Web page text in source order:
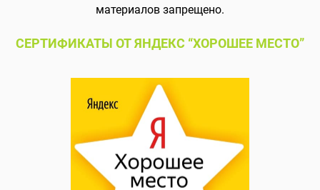
материалов запрещено.
СЕРТИФИКАТЫ ОТ ЯНДЕКС “ХОРОШЕЕ МЕСТО”